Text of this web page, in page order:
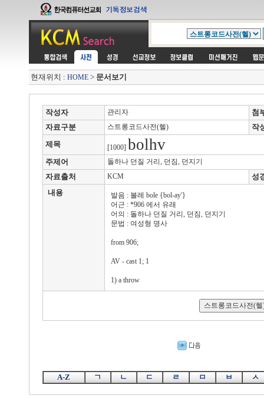
현재위치 : HOME > 문서보기
작성자 관리자
첨
자료구분
스트롱코드사전(헬)
작
제목
[1000] bolhv
주제어 돌하나 던질 거리, 던짐, 던지기
자료출처 KCM
성
내용
발음 : 볼레 bole {bol-ay'}
어근 : *906 에서 유래
어의 : 돌하나 던질 거리, 던짐, 던지기
문법 : 여성형 명사
from 906;
AV - cast 1; 1
1) a throw
A-Z ㄱ ㄴ ㄷ ㄹ ㅁ ㅂ ㅅ